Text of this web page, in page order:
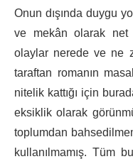
Onun dışında duygu
ve mekân olarak net
olaylar nerede ve ne
taraftan romanın
nitelik kattığı için
eksiklik olarak
toplumdan
kullanılmamış. Tüm